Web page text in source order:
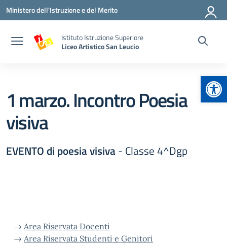
Vai ai contenuti
Vai al menu di navigazione
Vai al footer
Ministero dell'Istruzione e del Merito
Istituto Istruzione Superiore
Liceo Artistico San Leucio
1 marzo. Incontro Poesia
visiva
EVENTO di poesia visiva - Classe 4^Dgp
→ Area Riservata Docenti
→ Area Riservata Studenti e Genitori